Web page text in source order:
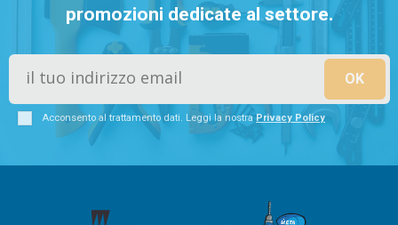
promozioni dedicate al settore.
Acconsento al trattamento dati. Leggi la nostraPrivacy Policy